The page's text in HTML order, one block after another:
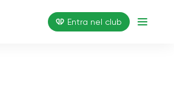
Entra nel club